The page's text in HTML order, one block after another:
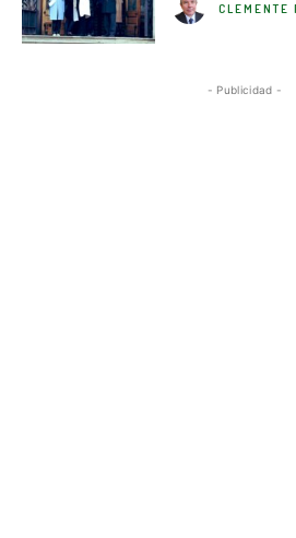
CLEMENTE
- Publicidad -